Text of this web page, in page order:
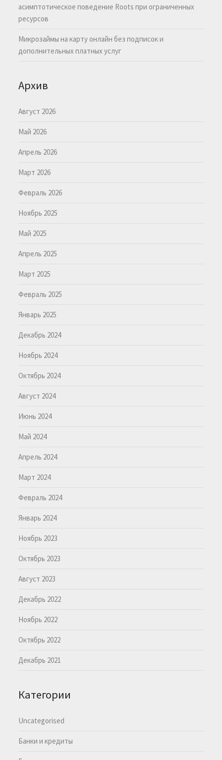
асимптотическое поведение Roots при ограниченных
ресурсов
Микрозаймы на карту онлайн без подписок и
дополнительных платных услуг
Архив
Август 2026
Май 2026
Апрель 2026
Март 2026
Февраль 2026
Ноябрь 2025
Май 2025
Апрель 2025
Март 2025
Февраль 2025
Январь 2025
Декабрь 2024
Ноябрь 2024
Октябрь 2024
Август 2024
Июнь 2024
Май 2024
Апрель 2024
Март 2024
Февраль 2024
Январь 2024
Ноябрь 2023
Октябрь 2023
Август 2023
Декабрь 2022
Ноябрь 2022
Октябрь 2022
Декабрь 2021
Категории
Uncategorised
Банки и кредиты